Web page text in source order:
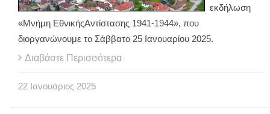
εκδήλωση
«Μνήμη ΕθνικήςΑντίστασης 1941-1944», που
διοργανώνουμε το Σάββατο 25 Ιανουαρίου 2025.
Διαβάστε Περισσότερα
22 Ιανουάριος 2025